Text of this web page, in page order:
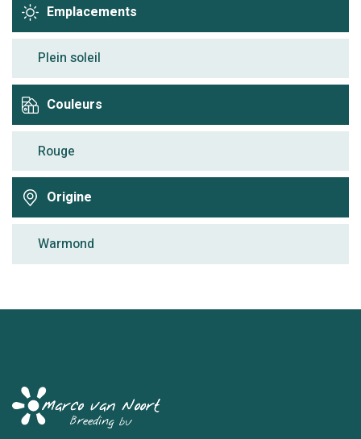
Emplacements
Plein soleil
Couleurs
Rouge
Origine
Warmond